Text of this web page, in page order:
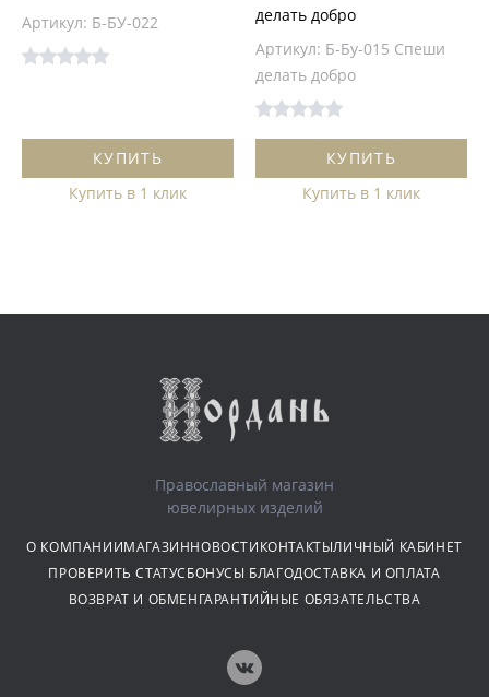
Артикул: Б-БУ-022
КУПИТЬ
Купить в 1 клик
делать добро
Артикул: Б-Бу-015 Спеши
делать добро
КУПИТЬ
Купить в 1 клик
Православный магазин
ювелирных изделий
О КОМПАНИИМАГАЗИННОВОСТИКОНТАКТЫЛИЧНЫЙ КАБИНЕТ
ПРОВЕРИТЬ СТАТУСБОНУСЫ БЛАГОДОСТАВКА И ОПЛАТА
ВОЗВРАТ И ОБМЕНГАРАНТИЙНЫЕ ОБЯЗАТЕЛЬСТВА